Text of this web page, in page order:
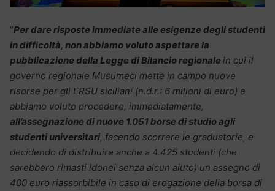
“Per dare risposte immediate alle esigenze degli studenti
in difficoltà, non abbiamo voluto aspettare la
pubblicazione della Legge di Bilancio regionale in cui il
governo regionale Musumeci mette in campo nuove
risorse per gli ERSU siciliani (n.d.r.: 6 milioni di euro) e
abbiamo voluto procedere, immediatamente,
all’assegnazione di nuove 1.051 borse di studio agli
studenti universitari, facendo scorrere le graduatorie, e
decidendo di distribuire anche a 4.425 studenti (che
sarebbero rimasti idonei senza alcun aiuto) un assegno di
400 euro riassorbibile in caso di erogazione della borsa di